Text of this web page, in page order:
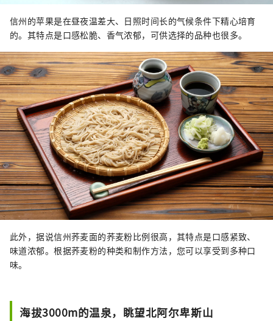
信州的苹果是在昼夜温差大、日照时间长的气候条件下精心培育
的。其特点是口感松脆、香气浓郁，可供选择的品种也很多。
此外，据说信州荞麦面的荞麦粉比例很高，其特点是口感紧致、
味道浓郁。根据荞​​麦粉的种类和制作方法，您可以享受到多种口
味。
海拔3000m的温泉，眺望北阿尔卑斯山